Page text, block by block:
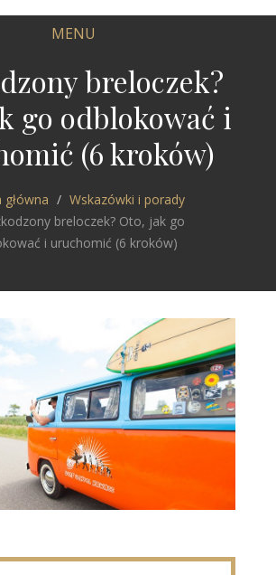
MENU
breloczek?
go odblokować i
(6 kroków)
główna
Wskazówki i porady
breloczek? Oto, jak go
i uruchomić (6 kroków)